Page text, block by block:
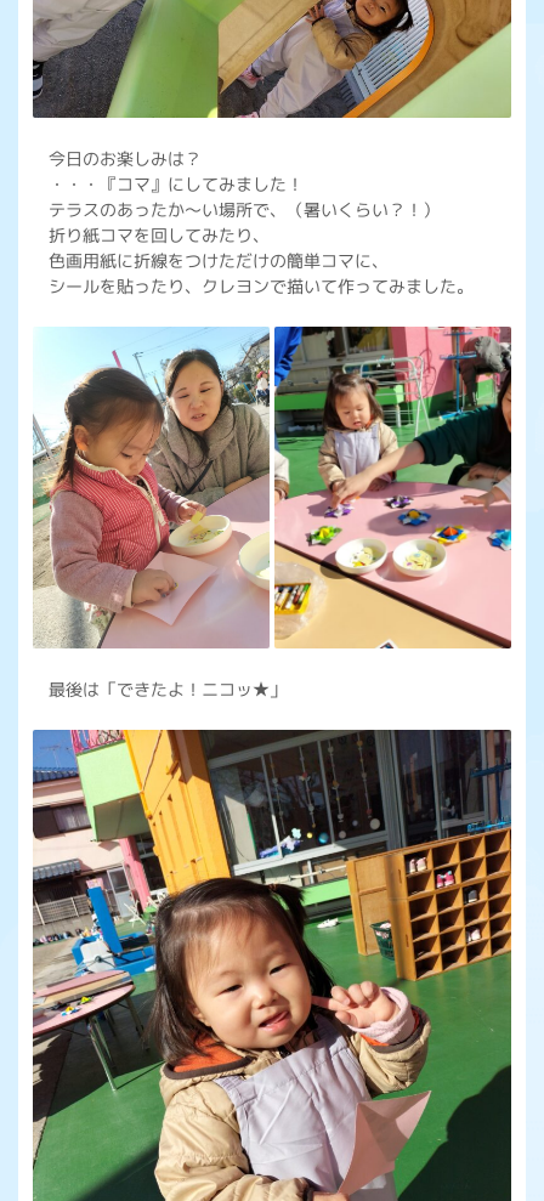
今日のお楽しみは？
・・・『コマ』にしてみました！
テラスのあったか～い場所で、（暑いくらい？！）
折り紙コマを回してみたり、
色画用紙に折線をつけただけの簡単コマに、
シールを貼ったり、クレヨンで描いて作ってみました。
最後は「できたよ！ニコッ★」